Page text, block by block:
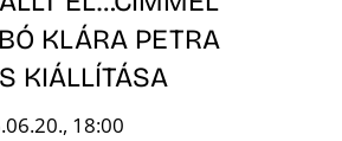
KLÁRA PETRA
KIÁLLÍTÁSA
18:00